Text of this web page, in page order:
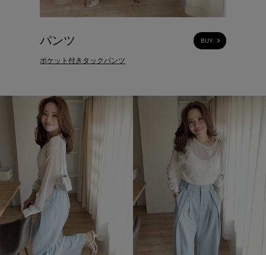
パンツ BUY
ポケット付きタックパンツ